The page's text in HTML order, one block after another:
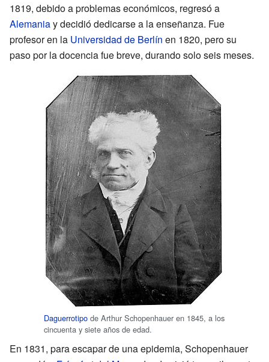
1819, debido a problemas económicos, regresó a
Alemaniay decidió dedicarse a la enseñanza. Fue
profesor en la Universidad de Berlín en 1820, pero su
paso por la docencia fue breve, durando solo seis meses.
Daguerrotipo de Arthur Schopenhauer en 1845, a los
cincuenta y siete años de edad.
En 1831, para escapar de una epidemia, Schopenhauer